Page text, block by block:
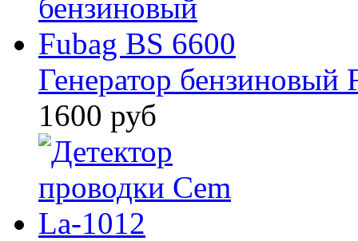
Генератор бензиновый
1600 руб